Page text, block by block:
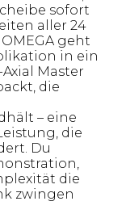
sofort
aller 24
geht
in ein
Master
die
– eine
die
Du
die
zwingen